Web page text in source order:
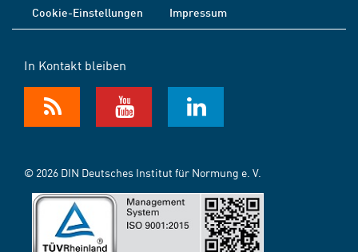
Cookie-Einstellungen
Impressum
In Kontakt bleiben
© 2026 DIN Deutsches Institut für Normung e. V.